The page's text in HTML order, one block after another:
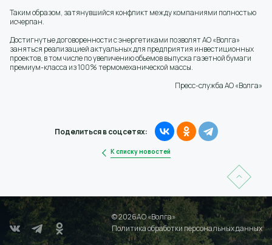
Таким образом, затянувшийся конфликт между компаниями полностью
исчерпан.
Достигнутые договоренности с энергетиками позволят АО «Волга»
заняться реализацией актуальных для предприятия инвестиционных
проектов, в том числе по увеличению объемов выпуска газетной бумаги
премиум-класса из 100% термомеханической массы.
Пресс-служба АО «Волга»
К списку новостей
Поделиться в соцсетях:
© 2026АО «Волга»
Политика обработки персональных данных